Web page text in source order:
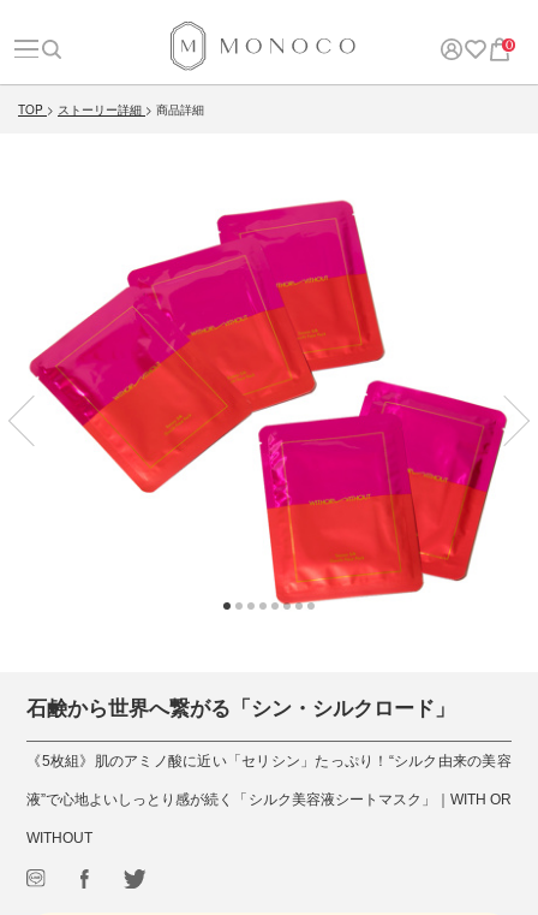
0
TOP ストーリー詳細 商品詳細
石鹸から世界へ繋がる「シン・シルクロード」
《5枚組》肌のアミノ酸に近い「セリシン」たっぷり！“シルク由来の美容
液”で心地よいしっとり感が続く「シルク美容液シートマスク」｜WITH OR
WITHOUT